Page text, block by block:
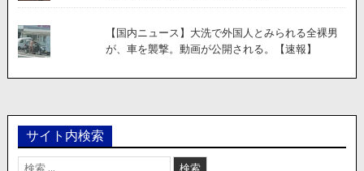
【国内ニュース】大洗で外国人とみられる全裸男
が、車を襲撃。動画が公開される。【速報】
サイト内検索
検